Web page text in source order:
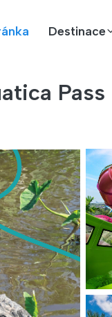
Destinace
Pass